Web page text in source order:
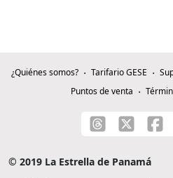
¿Quiénes somos? Tarifario GESE
Puntos de venta
© 2019 La Estrella de Panamá